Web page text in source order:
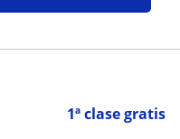
1ª clase gratis